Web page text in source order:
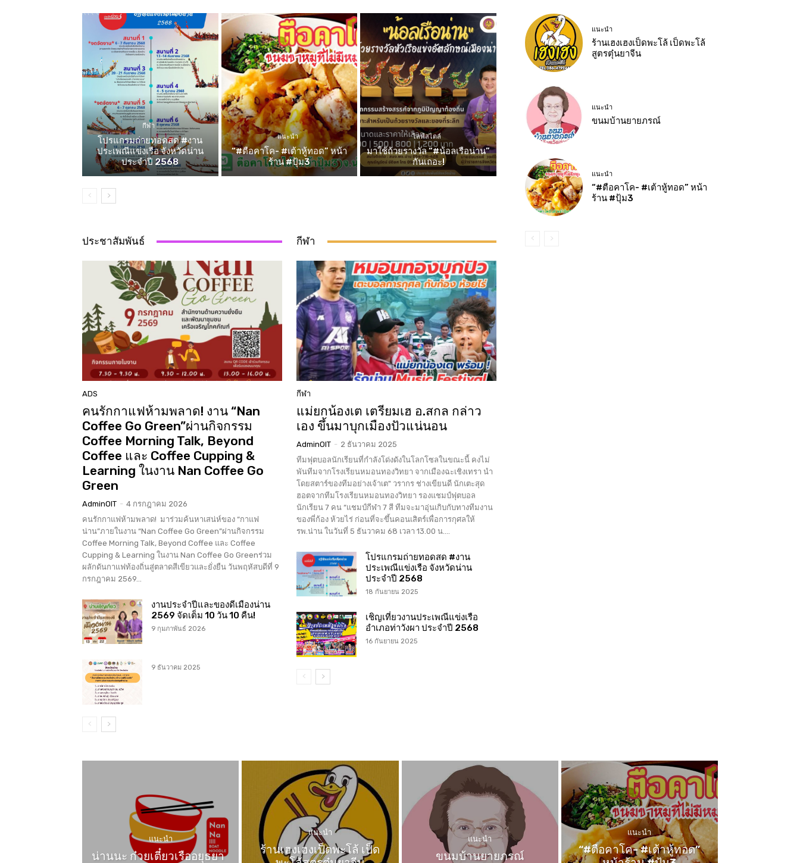
กีฬา
โปรแกรมถ่ายทอดสด #งาน
ประเพณีแข่งเรือ จังหวัดน่าน
ประจำปี 2568
แนะนำ
“#ตือคาโค- #เต้าหู้ทอด” หน้า
ร้าน #ปุ้ม3
ไลฟ์สไตล์
มาใช้ถ้วยรางวัล “#น้อลเรือน่าน”
กันเถอะ!
ประชาสัมพันธ์
ADS
คนรักกาแฟห้ามพลาด! งาน “Nan
Coffee Go Green”ผ่านกิจกรรม
Coffee Morning Talk, Beyond
Coffee และ Coffee Cupping &
Learning ในงาน Nan Coffee Go
Green
AdminOIT - 4 กรกฎาคม 2026
คนรักกาแฟห้ามพลาด! มาร่วมค้นหาเสน่ห์ของ “กาแฟ
น่าน”ภายในงาน “Nan Coffee Go Green”ผ่านกิจกรรม
Coffee Morning Talk, Beyond Coffee และ Coffee
Cupping & Learning ในงาน Nan Coffee Go Greenร่วม
ผลักดันกาแฟท้องถิ่นสู่ตลาดสีเขียวและยั่งยืน วันพฤหัสบดีที่ 9
กรกฎาคม 2569...
งานประจำปีและของดีเมืองน่าน
2569 จัดเต็ม 10 วัน 10 คืน!
9 กุมภาพันธ์ 2026
9 ธันวาคม 2025
กีฬา
กีฬา
แม่ยกน้องเต เตรียมเฮ อ.สกล กล่าว
เอง ขึ้นมาบุกเมืองปัวแน่นอน
AdminOIT - 2 ธันวาคม 2025
ทีมฟุตบอลนักเรียนที่กำลังโด่งดังในโลกโซลในขณะนี้ คงไม่
พันทีมจากโรงเรียนหมอนทองวิทยา จากเมืองฉะเชิงเทรา นำ
โดยสตาร์ของทีมอย่างเจ้าเต" วรากร ช่างเขียนดี นักเตะสุด
ฮอตจากทีมโรงเรียนหมอนทองวิทยา รองแชมป์ฟุตบอล
นักเรียน 7 คน “แชมป์กีฬา 7 สี ทีมจะมาอุ่นเกิบกับทางทีมงาน
ของพี่ก้อง ห้วยไร่ ก่อนที่จะขึ้นคอนเสิตร์เพื่อการกุศลให้
รพ.น่าน ในวันที่ 5 ธันวาคม 68 เวลา 13.00 น....
โปรแกรมถ่ายทอดสด #งาน
ประเพณีแข่งเรือ จังหวัดน่าน
ประจำปี 2568
18 กันยายน 2025
เชิญเที่ยวงานประเพณีแข่งเรือ
อำเภอท่าวังผา ประจำปี 2568
16 กันยายน 2025
แนะนำ
ร้านเฮงเฮงเป็ดพะโล้ เป็ดพะโล้
สูตรตุ๋นยาจีน
แนะนำ
ขนมบ้านยายภรณ์
แนะนำ
“#ตือคาโค- #เต้าหู้ทอด” หน้า
ร้าน #ปุ้ม3
แนะนำ
น่านนะ ก๋วยเตี๋ยวเรืออยุธยา
แนะนำ
ร้านเฮงเฮงเป็ดพะโล้ เป็ด
แนะนำ
ขนมบ้านยายภรณ์
แนะนำ
“#ตือคาโค- #เต้าหู้ทอด”